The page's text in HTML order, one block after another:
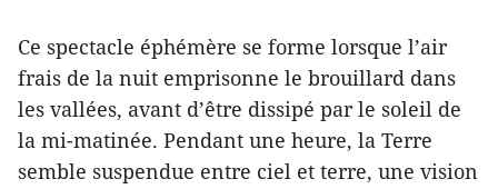
Ce spectacle éphémère se forme lorsque l’air
frais de la nuit emprisonne le brouillard dans
les vallées, avant d’être dissipé par le soleil de
la mi-matinée. Pendant une heure, la Terre
semble suspendue entre ciel et terre, une vision